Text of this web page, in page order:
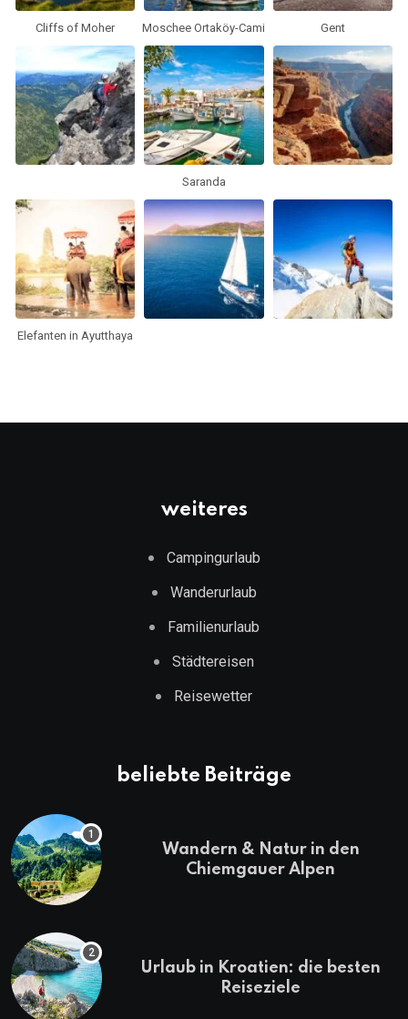
Cliffs of Moher Moschee Ortaköy-Cami Gent
Saranda
Elefanten in Ayutthaya
weiteres
Campingurlaub
Wanderurlaub
Familienurlaub
Städtereisen
Reisewetter
beliebte Beiträge
Wandern & Natur in den
Chiemgauer Alpen
Urlaub in Kroatien: die besten
Reiseziele